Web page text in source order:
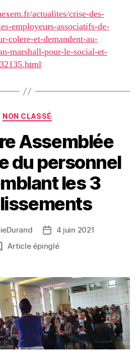
l’humain
actualites/crise-des-
employeurs-associatifs-de-
colere-et-demandent-au-
marshall-pour-le-social-et-
Catégories
NON CLASSÉ
Assemblée
du personnel
les 3
Date
de
l’article
4 juin 2021
Article épinglé